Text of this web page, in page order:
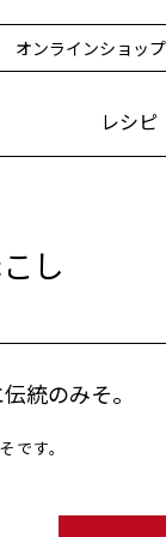
オンラインショップ
レシピ
し
統のみそ。
です。